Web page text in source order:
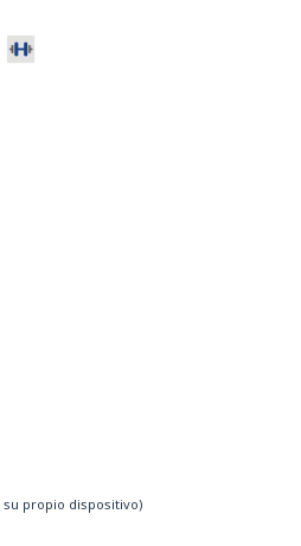
propio dispositivo)